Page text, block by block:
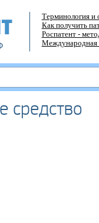
Терминология и
Как получить
Роспатент -
Международная
средство